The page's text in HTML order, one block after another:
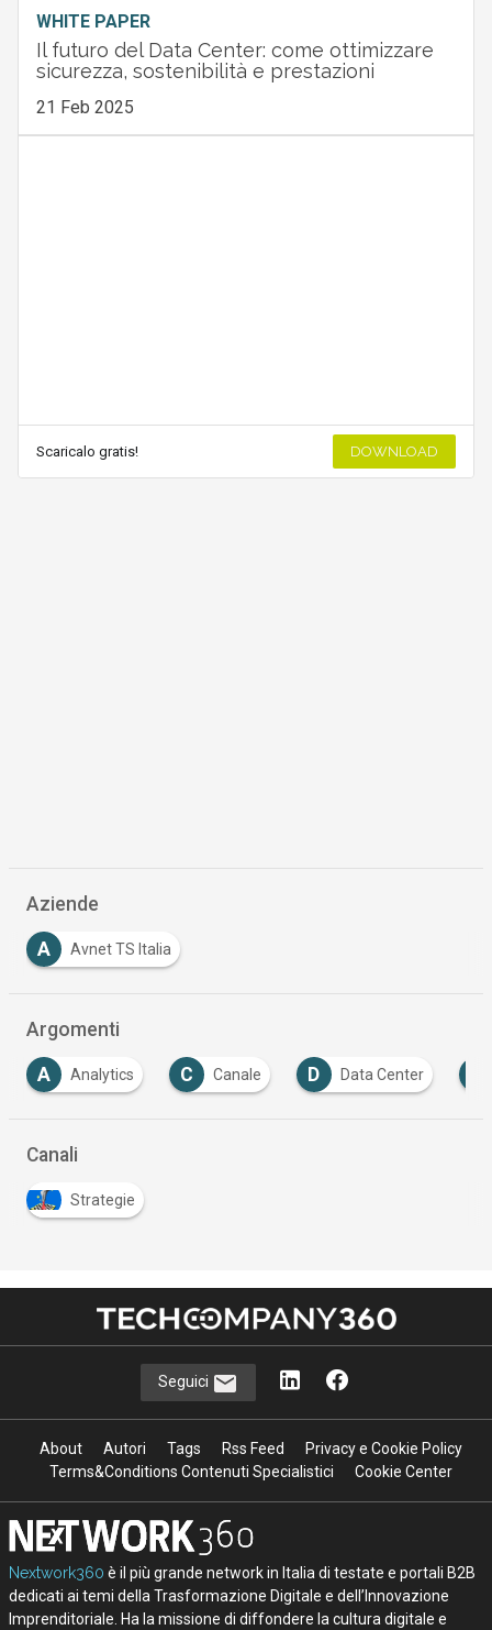
WHITE PAPER
Il futuro del Data Center: come ottimizzare
sicurezza, sostenibilità e prestazioni
21 Feb 2025
Scaricalo gratis! DOWNLOAD
Aziende
A Avnet TS Italia
Argomenti
C Canale D Data Center D Digital
Canali
Strategie
Seguici
About Autori Tags Rss Feed
Privacy e Cookie Policy
Terms&Conditions Contenuti Specialistici
Cookie Center
Nextwork360 è il più grande network in Italia di testate e portali B2B
dedicati ai temi della Trasformazione Digitale e dell’Innovazione
Imprenditoriale. Ha la missione di diffondere la cultura digitale e